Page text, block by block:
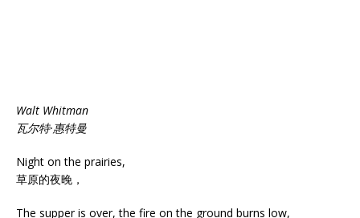
Walt Whitman
瓦尔特·惠特曼
Night on the prairies,
草原的夜晚，
The supper is over, the fire on the ground burns low,